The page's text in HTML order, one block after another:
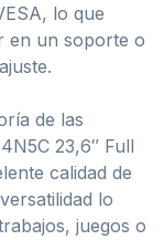
lo que
en un soporte o
de las
23,6″ Full
calidad de
lo
juegos o